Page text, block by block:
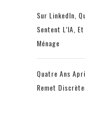
Sur LinkedIn,
Sentent L’IA,
Ménage
Quatre Ans
Remet